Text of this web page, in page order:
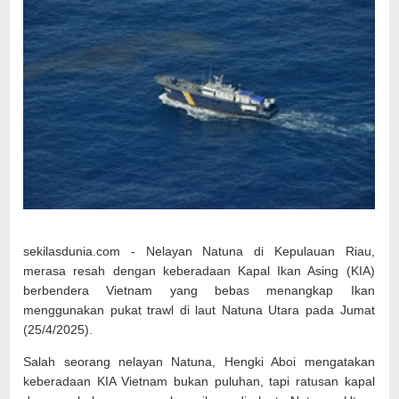
sekilasdunia.com - Nelayan Natuna di Kepulauan Riau,
merasa resah dengan keberadaan Kapal Ikan Asing (KIA)
berbendera Vietnam yang bebas menangkap Ikan
menggunakan pukat trawl di laut Natuna Utara pada Jumat
(25/4/2025).
Salah seorang nelayan Natuna, Hengki Aboi mengatakan
keberadaan KIA Vietnam bukan puluhan, tapi ratusan kapal